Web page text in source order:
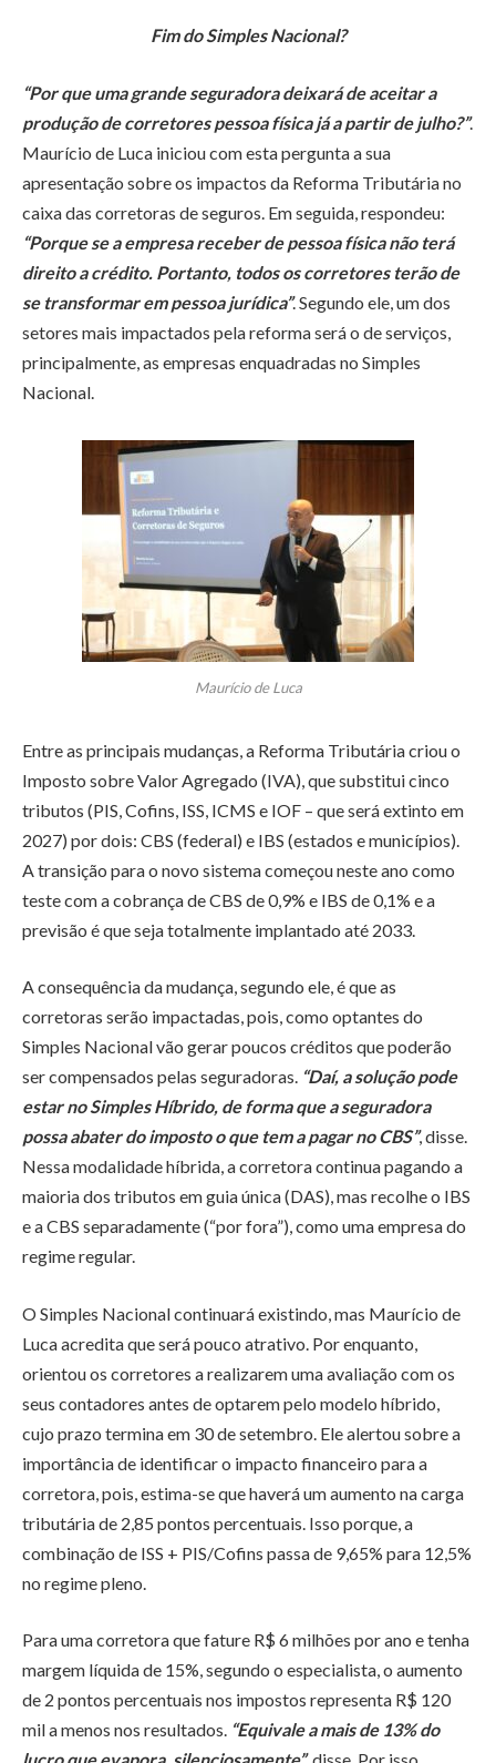
Fim do Simples Nacional?
“Por que uma grande seguradora deixará de aceitar a
produção de corretores pessoa física já a partir de julho?”.
Maurício de Luca iniciou com esta pergunta a sua
apresentação sobre os impactos da Reforma Tributária no
caixa das corretoras de seguros. Em seguida, respondeu:
“Porque se a empresa receber de pessoa física não terá
direito a crédito. Portanto, todos os corretores terão de
se transformar em pessoa jurídica”. Segundo ele, um dos
setores mais impactados pela reforma será o de serviços,
principalmente, as empresas enquadradas no Simples
Nacional.
Maurício de Luca
Entre as principais mudanças, a Reforma Tributária criou o
Imposto sobre Valor Agregado (IVA), que substitui cinco
tributos (PIS, Cofins, ISS, ICMS e IOF – que será extinto em
2027) por dois: CBS (federal) e IBS (estados e municípios).
A transição para o novo sistema começou neste ano como
teste com a cobrança de CBS de 0,9% e IBS de 0,1% e a
previsão é que seja totalmente implantado até 2033.
A consequência da mudança, segundo ele, é que as
corretoras serão impactadas, pois, como optantes do
Simples Nacional vão gerar poucos créditos que poderão
ser compensados pelas seguradoras. “Daí, a solução pode
estar no Simples Híbrido, de forma que a seguradora
possa abater do imposto o que tem a pagar no CBS”, disse.
Nessa modalidade híbrida, a corretora continua pagando a
maioria dos tributos em guia única (DAS), mas recolhe o IBS
e a CBS separadamente (“por fora”), como uma empresa do
regime regular.
O Simples Nacional continuará existindo, mas Maurício de
Luca acredita que será pouco atrativo. Por enquanto,
orientou os corretores a realizarem uma avaliação com os
seus contadores antes de optarem pelo modelo híbrido,
cujo prazo termina em 30 de setembro. Ele alertou sobre a
importância de identificar o impacto financeiro para a
corretora, pois, estima-se que haverá um aumento na carga
tributária de 2,85 pontos percentuais. Isso porque, a
combinação de ISS + PIS/Cofins passa de 9,65% para 12,5%
no regime pleno.
Para uma corretora que fature R$ 6 milhões por ano e tenha
margem líquida de 15%, segundo o especialista, o aumento
de 2 pontos percentuais nos impostos representa R$ 120
mil a menos nos resultados. “Equivale a mais de 13% do